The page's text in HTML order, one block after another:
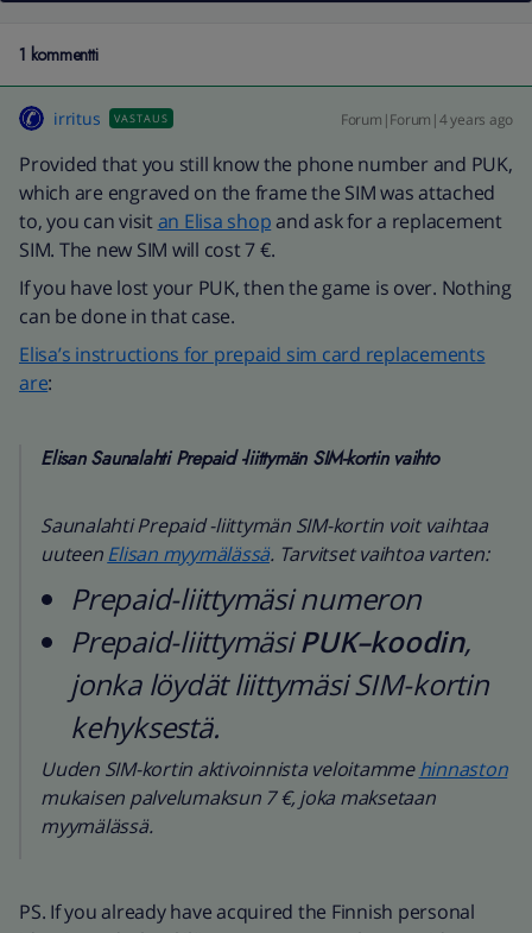
1 kommentti
irritus VASTAUS Forum|Forum|4 years ago
Provided that you still know the phone number and PUK,
which are engraved on the frame the SIM was attached
to, you can visitan Elisa shopand ask for a replacement
SIM. The new SIM will cost 7 €.
If you have lost your PUK, then the game is over. Nothing
can be done in that case.
Elisa’s instructions for prepaid sim card replacements
are:
Elisan Saunalahti Prepaid -liittymän SIM-kortin vaihto
Saunalahti Prepaid -liittymän SIM-kortin voit vaihtaa
uuteenElisan myymälässä. Tarvitset vaihtoa varten:
Prepaid-liittymäsi numeron
Prepaid-liittymäsiPUK–koodin,
jonka löydät liittymäsi SIM-kortin
kehyksestä.
Uuden SIM-kortin aktivoinnista veloitammehinnaston
mukaisen palvelumaksun 7 €, joka maksetaan
myymälässä.
PS. If you already have acquired the Finnish personal